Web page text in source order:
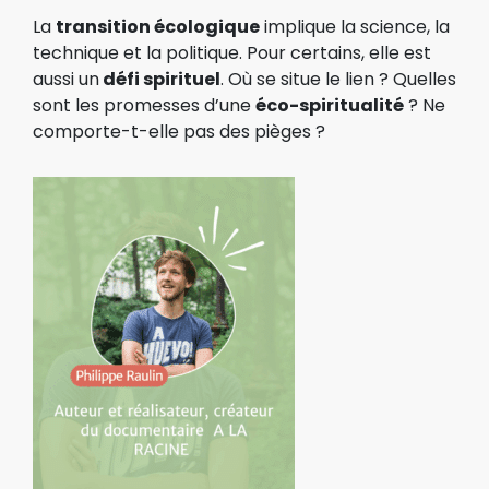
La transition écologiqueimplique la science, la
techniqueet la politique. Pour certains, elle est
aussi undéfi spirituel. Où se situe le lien ? Quelles
sont les promesses d’uneéco-spiritualité? Ne
comporte-t-elle pas des pièges ?